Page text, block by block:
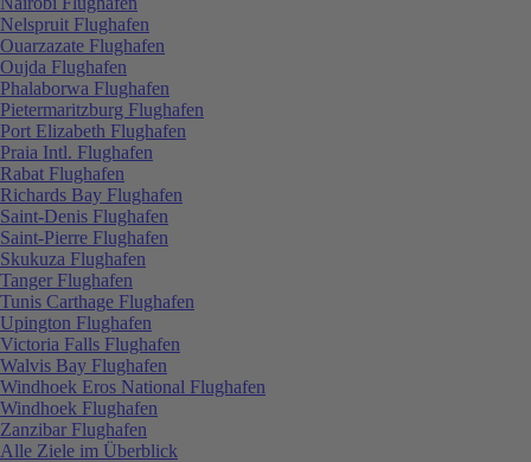
Nelspruit Flughafen
Ouarzazate Flughafen
Oujda Flughafen
Phalaborwa Flughafen
Pietermaritzburg Flughafen
Port Elizabeth Flughafen
Praia Intl. Flughafen
Rabat Flughafen
Richards Bay Flughafen
Saint-Denis Flughafen
Saint-Pierre Flughafen
Skukuza Flughafen
Tanger Flughafen
Tunis Carthage Flughafen
Upington Flughafen
Victoria Falls Flughafen
Walvis Bay Flughafen
Windhoek Eros National Flughafen
Windhoek Flughafen
Zanzibar Flughafen
Alle Ziele im Überblick